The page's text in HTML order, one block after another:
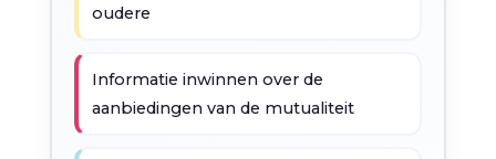
oudere
Informatie inwinnen over de
aanbiedingen van de mutualiteit